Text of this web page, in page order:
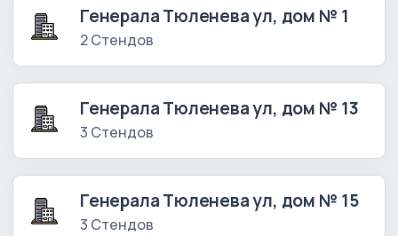
Генерала Тюленева ул, дом № 1
2 Стендов
Генерала Тюленева ул, дом № 13
3 Стендов
Генерала Тюленева ул, дом № 15
3 Стендов